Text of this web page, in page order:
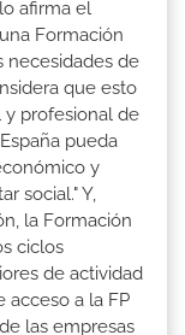
afirma el
Formación
necesidades de
que esto
y profesional de
pueda
y
social." Y,
la Formación
ciclos
de actividad
acceso a la FP
las empresas